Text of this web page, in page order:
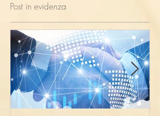
Post in evidenza